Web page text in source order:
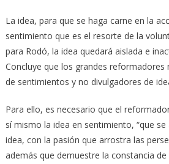
La idea, para que se haga carne en la
sentimiento que es el resorte de la
para Rodó, la idea quedará aislada e
Concluye que los grandes reformadores
de sentimientos y no divulgadores de
Para ello, es necesario que el
sí mismo la idea en sentimiento, “que
idea, con la pasión que arrostra las
además que demuestre la constancia